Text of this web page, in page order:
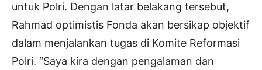
untuk Polri. Dengan latar belakang tersebut,
Rahmad optimistis Fonda akan bersikap objektif
dalam menjalankan tugas di Komite Reformasi
Polri. “Saya kira dengan pengalaman dan